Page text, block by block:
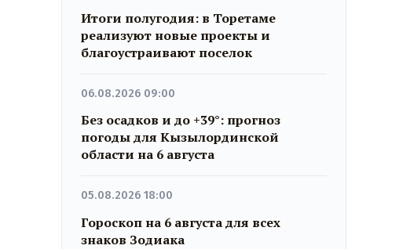
Итоги полугодия: в Торетаме
реализуют новые проекты и
благоустраивают поселок
06.08.2026 09:00
Без осадков и до +39°: прогноз
погоды для Кызылординской
области на 6 августа
05.08.2026 18:00
Гороскоп на 6 августа для всех
знаков Зодиака